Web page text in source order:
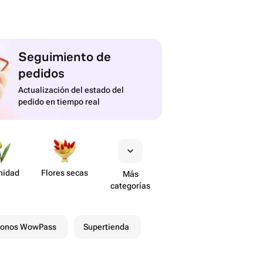
Seguimiento de
pedidos
Actualización del estado del
pedido en tiempo real
Flores secas
Más
categorías
WowPass Supertienda